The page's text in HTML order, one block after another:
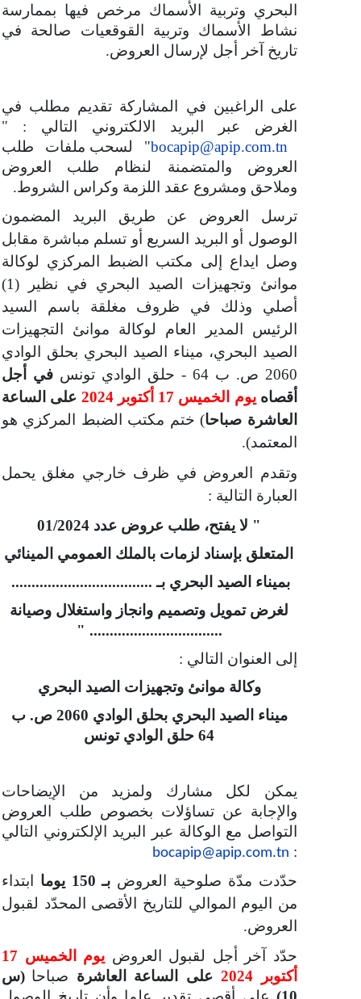
البحري وتربية الأسماك مرخص فيها بممارسة
نشاط الأسماك وتربية القوقعيات صالحة في
تاريخ آخر أجل لإرسال العروض.
على الراغبين في المشاركة تقديم مطلب في
الغرض عبر البريد الالكتروني التالي : "
bocapip@apip.com.tn
" لسحب ملفات طلب
العروض والمتضمنة لنظام طلب العروض
وملاحق ومشروع عقد اللزمة وكراس الشروط.
ترسل العروض عن طريق البريد المضمون
الوصول أو البريد السريع أو تسلم مباشرة مقابل
وصل ايداع إلى مكتب الضبط المركزي لوكالة
موانئ وتجهيزات الصيد البحري
في نظير (1)
أصلي وذلك في ظروف مغلقة باسم السيد
الرئيس المدير العام لوكالة موانئ التجهيزات
الصيد البحري، ميناء الصيد البحري بحلق
الوادي
2060 ص. ب 64 - حلق
الوادي تونسفي أجل
أقصاهيوم الخميس 17 أكتوبر 2024 على الساعة
العاشرة صباحا) ختم مكتب الضبط المركزي هو
المعتمد).
وتقدم العروض في ظرف خارجي مغلق يحمل
العبارة التالية :
" لا يفتح، طلب عروض عدد 01/2024
المتعلق بإسناد لزمات بالملك العمومي المينائي
بميناء الصيد البحري بـ ...................................
لغرض تمويل وتصميم وانجاز واستغلال وصيانة
................................. "
إلى العنوان التالي :
وكالة موانئ وتجهيزات الصيد البحري
ميناء الصيد البحري بحلق الوادي 2060 ص. ب
64 حلق الوادي تونس
يمكن لكل مشارك ولمزيد من الإيضاحات
والإجابة عن تساؤلات بخصوص طلب العروض
التواصل مع الوكالة عبر البريد الإلكتروني التالي
:
bocapip@apip.com.tn
حدّدت مدّة صلوحية العروض بـ 150 يوما
ابتداء
من اليوم الموالي للتاريخ الأقصى المحدّد لقبول
العروض.
حدّد آخر أجل لقبول العروض
يوم الخميس 17
أكتوبر 2024
على الساعة العاشرة صباحا (س